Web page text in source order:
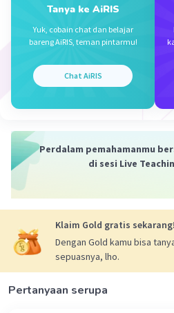
Monica F
08 April 2024 04:08
diketahui :
Gemar MTK: 23 siswa
gemar IPA & MTK: 10
Ditanya: jumlah siswa
keduanya??
Jawab:
36=(20+23-10)+x
36=(43-10)+x
X=36-33
Tanya ke AiRIS
Yuk, cobain chat dan belajar
bareng AiRIS, teman pintarmu!
Chat AiRIS
Perdalam pemahamanmu
di sesi Live
Klaim Gold gratis sekarang!
Dengan Gold kamu bisa
sepuasnya, lho.
Pertanyaan serupa